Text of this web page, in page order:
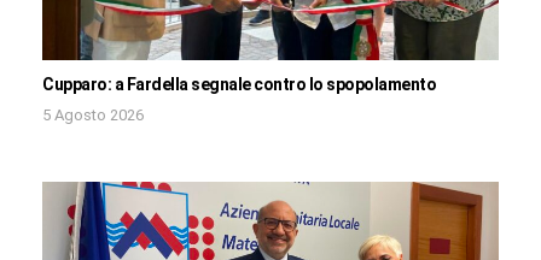
Cupparo: a Fardella segnale contro lo spopolamento
5 Agosto 2026